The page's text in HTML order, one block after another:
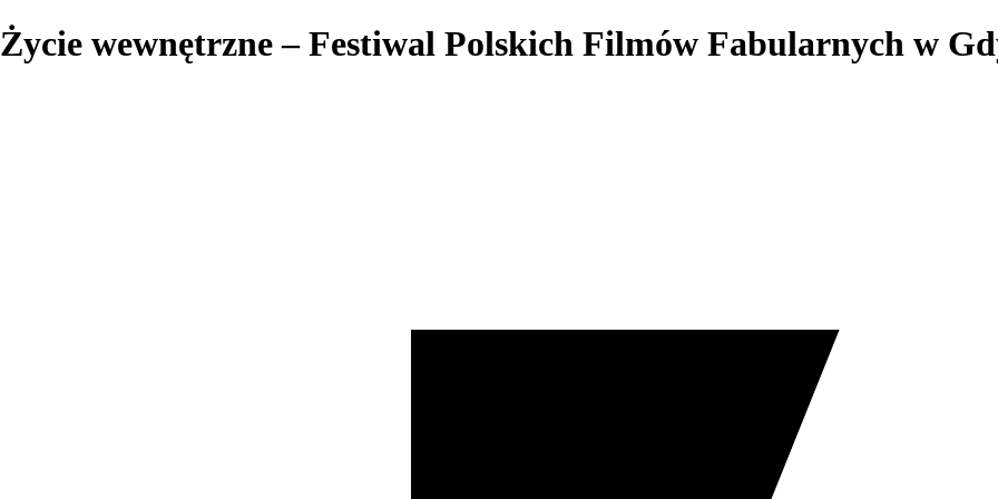
Życie wewnętrzne – Festiwal Polskich Filmów Fabularnych w